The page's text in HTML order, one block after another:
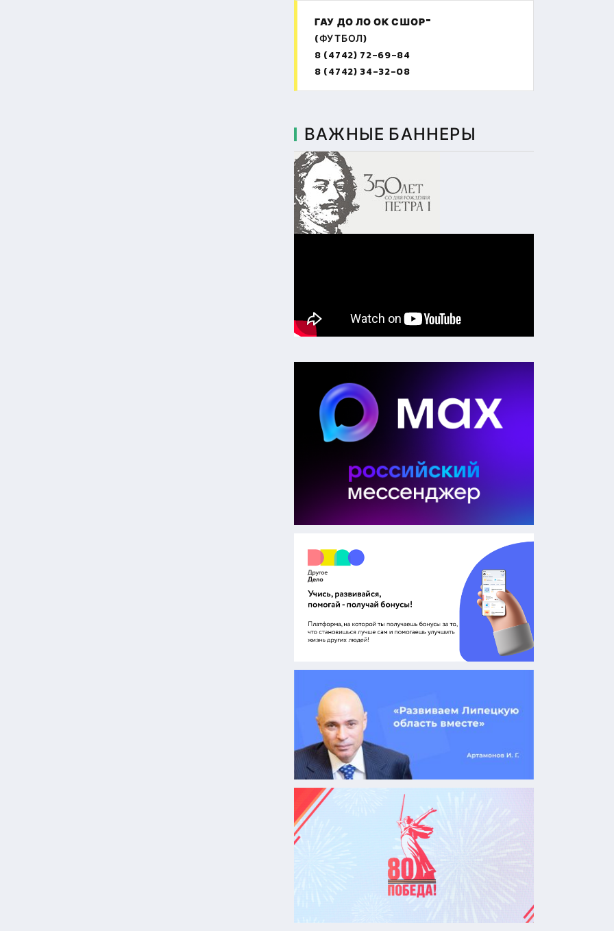
ГАУ ДО ЛО ОК СШОР"
(ФУТБОЛ)
8 (4742) 72-69-84
8 (4742) 34-32-08
ВАЖНЫЕ БАННЕРЫ